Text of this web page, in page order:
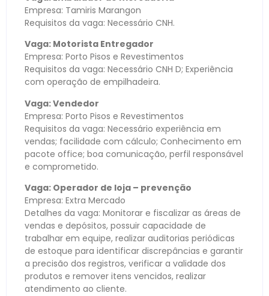
Empresa: Tamiris Marangon
Requisitos da vaga: Necessário CNH.
Vaga: Motorista Entregador
Empresa: Porto Pisos e Revestimentos
Requisitos da vaga: Necessário CNH D; Experiência
com operação de empilhadeira.
Vaga: Vendedor
Empresa: Porto Pisos e Revestimentos
Requisitos da vaga: Necessário experiência em
vendas; facilidade com cálculo; Conhecimento em
pacote office; boa comunicação, perfil responsável
e comprometido.
Vaga: Operador de loja – prevenção
Empresa: Extra Mercado
Detalhes da vaga: Monitorar e fiscalizar as áreas de
vendas e depósitos, possuir capacidade de
trabalhar em equipe, realizar auditorias periódicas
de estoque para identificar discrepâncias e garantir
a precisão dos registros, verificar a validade dos
produtos e remover itens vencidos, realizar
atendimento ao cliente.